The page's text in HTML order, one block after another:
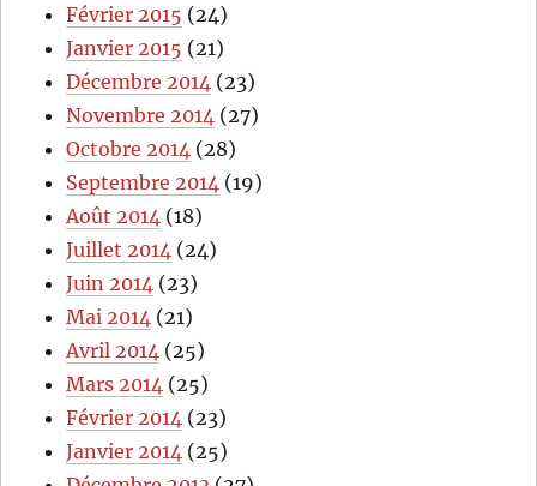
Février 2015 (24)
Janvier 2015 (21)
Décembre 2014 (23)
Novembre 2014 (27)
Octobre 2014 (28)
Septembre 2014 (19)
Août 2014 (18)
Juillet 2014 (24)
Juin 2014 (23)
Mai 2014 (21)
Avril 2014 (25)
Mars 2014 (25)
Février 2014 (23)
Janvier 2014 (25)